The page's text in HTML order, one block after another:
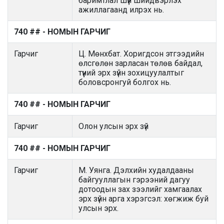
ажиллагаанд илрэх нь.
740 ## - НОМЫН ГАРЧИГ
Гарчиг
Ц. Мөнхбат. Хоригдсон этгээдийн
өлсгөлөн зарласан төлөв байдал,
түүний эрх зүйн зохицуулалтыг
боловсронгуй болгох нь.
740 ## - НОМЫН ГАРЧИГ
Гарчиг Олон улсын эрх зүй
740 ## - НОМЫН ГАРЧИГ
Гарчиг
М. Уянга. Дэлхийн худалдааны
байгууллагын гэрээний дагуу
дотоодын зах зээлийг хамгаалах
эрх зүйн арга хэрэгсэл: хөгжиж буй
улсын эрх.